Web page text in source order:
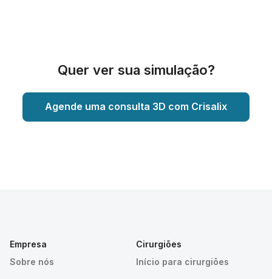
Quer ver sua simulação?
Agende uma consulta 3D com Crisalix
Empresa
Sobre nós
Cirurgiões
Início para cirurgiões